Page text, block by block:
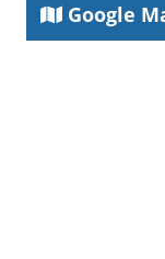
Google